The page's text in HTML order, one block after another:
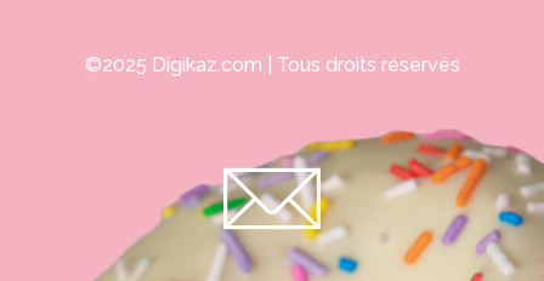
©2025 Digikaz.com | Tous droits réservés